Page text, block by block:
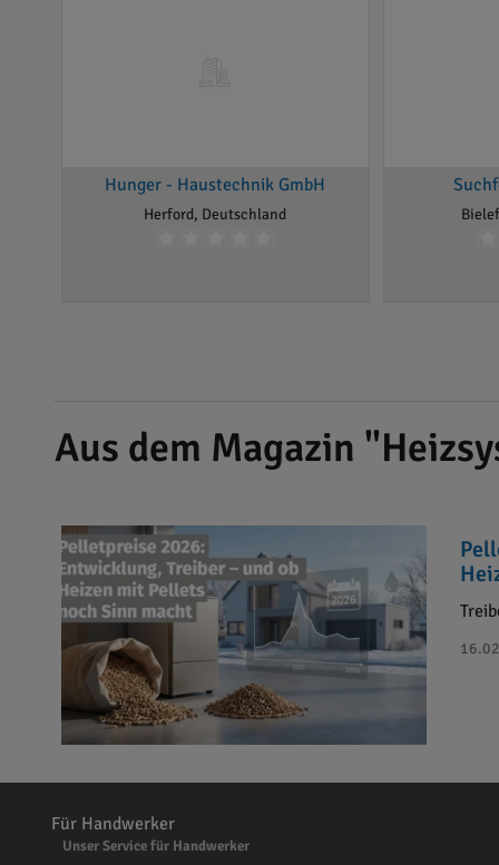
Hunger - Haustechnik GmbH
Herford, Deutschland
Aus dem Magazin
Für Handwerker
Unser Service für Handwerker